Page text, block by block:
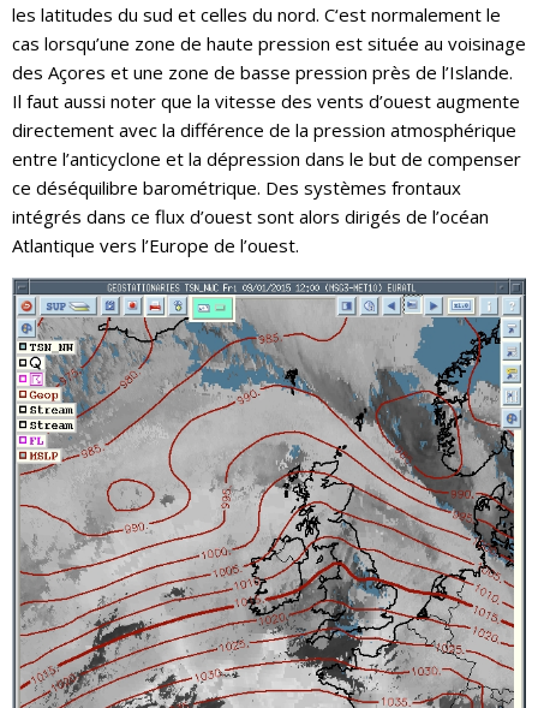
les latitudes du sud et celles du nord. C‘est normalement le
cas lorsqu’une zone de haute pression est située au voisinage
des Açores et une zone de basse pression près de l’Islande.
Il faut aussi noter que la vitesse des vents d’ouest augmente
directement avec la différence de la pression atmosphérique
entre l’anticyclone et la dépression dans le but de compenser
ce déséquilibre barométrique. Des systèmes frontaux
intégrés dans ce flux d’ouest sont alors dirigés de l’océan
Atlantique vers l’Europe de l’ouest.